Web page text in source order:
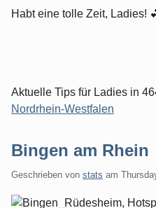
Habt eine tolle Zeit, Ladies!
Aktuelle Tips für Ladies in
Nordrhein-Westfalen
Bingen am Rhein
Geschrieben von stats am